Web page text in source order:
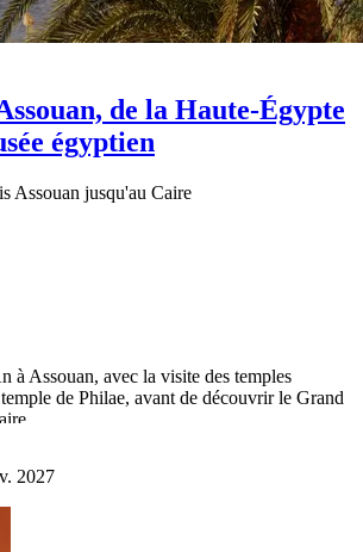
de la Haute-Égypte
égyptien
Assouan jusqu'au Caire
à Assouan, avec la visite des temples
de Philae, avant de découvrir le Grand
2027